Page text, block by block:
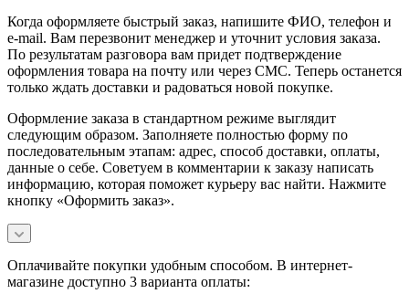
Когда оформляете быстрый заказ, напишите ФИО, телефон и
e-mail. Вам перезвонит менеджер и уточнит условия заказа.
По результатам разговора вам придет подтверждение
оформления товара на почту или через СМС. Теперь останется
только ждать доставки и радоваться новой покупке.
Оформление заказа в стандартном режиме выглядит
следующим образом. Заполняете полностью форму по
последовательным этапам: адрес, способ доставки, оплаты,
данные о себе. Советуем в комментарии к заказу написать
информацию, которая поможет курьеру вас найти. Нажмите
кнопку «Оформить заказ».
Оплачивайте покупки удобным способом. В интернет-
магазине доступно 3 варианта оплаты: